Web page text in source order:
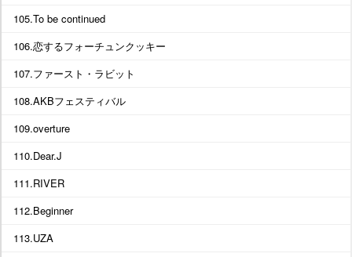
105.To be continued
106.恋するフォーチュンクッキー
107.ファースト・ラビット
108.AKBフェスティバル
109.overture
110.Dear.J
111.RIVER
112.Beginner
113.UZA